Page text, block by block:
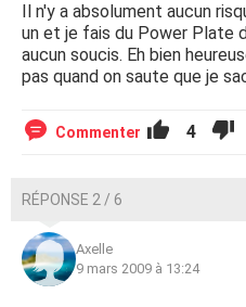
Il n'y a absolument aucun
un et je fais du Power Plate
aucun soucis. Eh bien
pas quand on saute que je
Commenter 4
RÉPONSE 2 / 6
Axelle
9 mars 2009 à 13:24